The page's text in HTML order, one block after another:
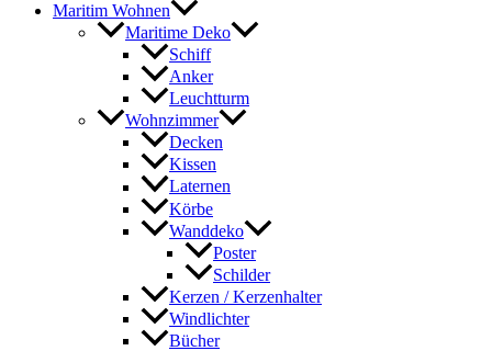
Maritim Wohnen
Maritime Deko
Schiff
Anker
Leuchtturm
Wohnzimmer
Decken
Kissen
Laternen
Körbe
Wanddeko
Poster
Schilder
Kerzen / Kerzenhalter
Windlichter
Bücher